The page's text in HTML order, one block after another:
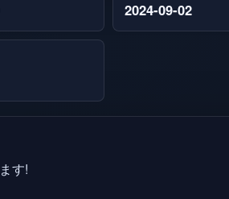
2024-09-02
す!